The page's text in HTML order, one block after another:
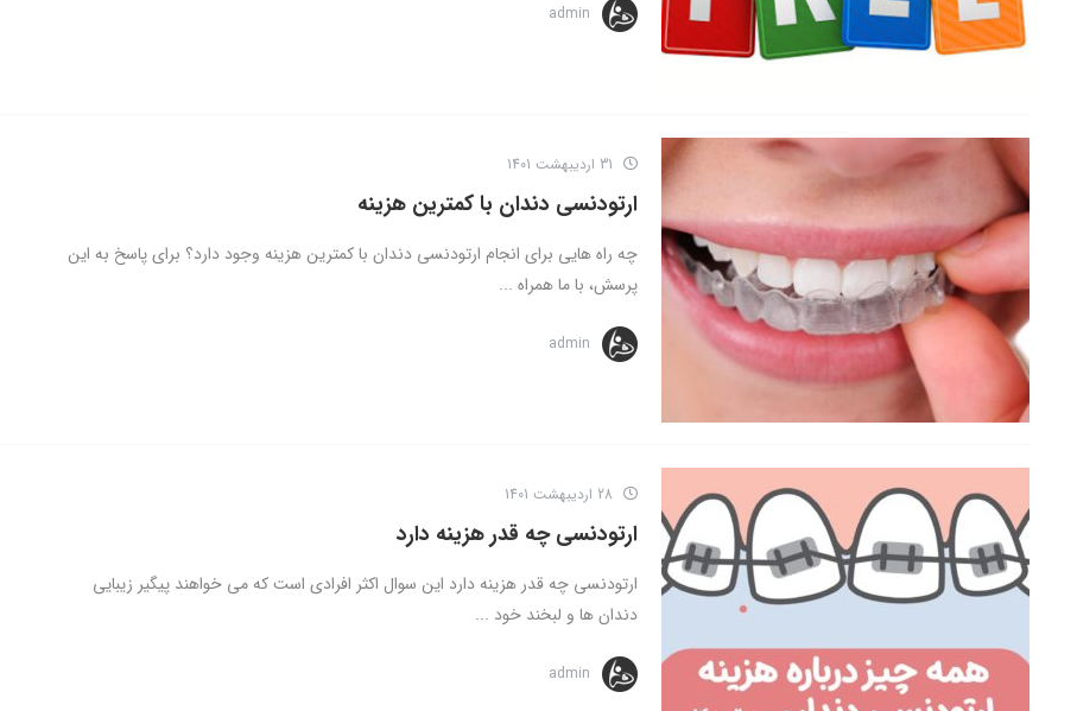
admin
ارتودنسی دندان با کمترین هزینه
چه راه هایی برای انجام ارتودنسی دندان با کمترین هزینه وجود دارد؟ برای پاسخ به این
پرسش، با ما همراه ...
admin
ارتودنسی چه قدر هزینه دارد
ارتودنسی چه قدر هزینه دارد این سوال اکثر افرادی است که می خواهند پیگیر زیبایی
دندان ها و لبخند خود ...
admin